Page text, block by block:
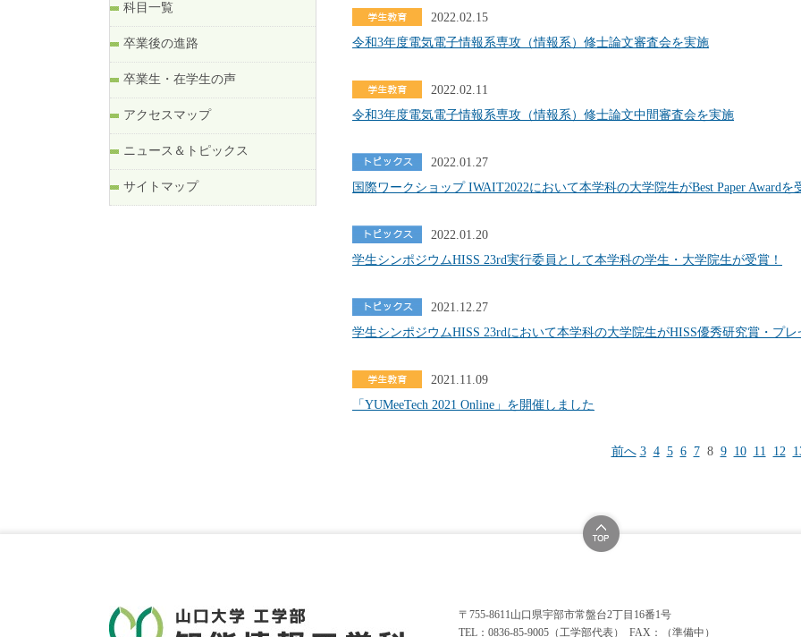
科目一覧
卒業後の進路
卒業生・在学生の声
アクセスマップ
ニュース＆トピックス
サイトマップ
2022.02.15
令和3年度電気電子情報系専攻（情報系）修士論文審査会を実施
2022.02.11
令和3年度電気電子情報系専攻（情報系）修士論文中間審査会を実施
2022.01.27
国際ワークショップ IWAIT2022において本学科の大学院生がBest Paper Awardを
2022.01.20
学生シンポジウムHISS 23rd実行委員として本学科の学生・大学院生が受賞！
2021.12.27
学生シンポジウムHISS 23rdにおいて本学科の大学院生がHISS優秀研究賞・プ
2021.11.09
「YUMeeTech 2021 Online」を開催しました
前へ 3 4 5 6 7 8 9 10 11 12
〒755-8611山口県宇部市常盤台2丁目16番1号
TEL：0836-85-9005（工学部代表） FAX：（準備中）